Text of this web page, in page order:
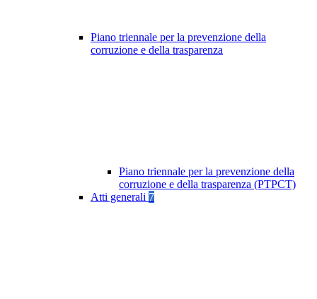
Piano triennale per la prevenzione della
corruzione e della trasparenza
Piano triennale per la prevenzione della
corruzione e della trasparenza (PTPCT)
Atti generali 7